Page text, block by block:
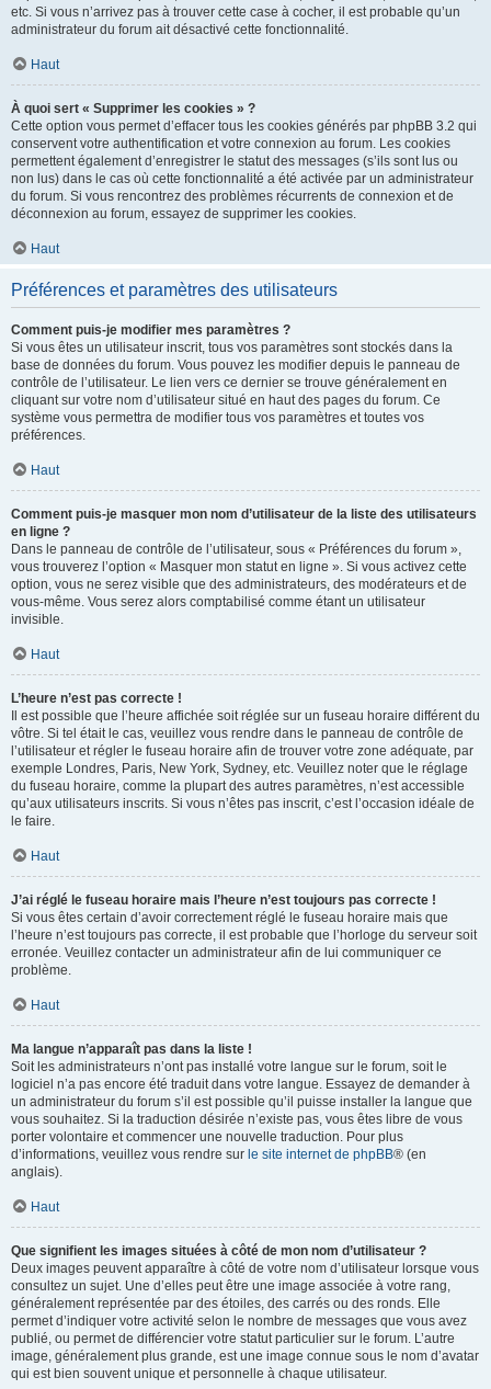
etc. Si vous n’arrivez pas à trouver cette case à cocher, il est probable qu’un
administrateur du forum ait désactivé cette fonctionnalité.
Haut
À quoi sert « Supprimer les cookies » ?
Cette option vous permet d’effacer tous les cookies générés par phpBB 3.2 qui
conservent votre authentification et votre connexion au forum. Les cookies
permettent également d’enregistrer le statut des messages (s’ils sont lus ou
non lus) dans le cas où cette fonctionnalité a été activée par un administrateur
du forum. Si vous rencontrez des problèmes récurrents de connexion et de
déconnexion au forum, essayez de supprimer les cookies.
Haut
Préférences et paramètres des utilisateurs
Comment puis-je modifier mes paramètres ?
Si vous êtes un utilisateur inscrit, tous vos paramètres sont stockés dans la
base de données du forum. Vous pouvez les modifier depuis le panneau de
contrôle de l’utilisateur. Le lien vers ce dernier se trouve généralement en
cliquant sur votre nom d’utilisateur situé en haut des pages du forum. Ce
système vous permettra de modifier tous vos paramètres et toutes vos
préférences.
Haut
Comment puis-je masquer mon nom d’utilisateur de la liste des utilisateurs
en ligne ?
Dans le panneau de contrôle de l’utilisateur, sous « Préférences du forum »,
vous trouverez l’option « Masquer mon statut en ligne ». Si vous activez cette
option, vous ne serez visible que des administrateurs, des modérateurs et de
vous-même. Vous serez alors comptabilisé comme étant un utilisateur
invisible.
Haut
L’heure n’est pas correcte !
Il est possible que l’heure affichée soit réglée sur un fuseau horaire différent du
vôtre. Si tel était le cas, veuillez vous rendre dans le panneau de contrôle de
l’utilisateur et régler le fuseau horaire afin de trouver votre zone adéquate, par
exemple Londres, Paris, New York, Sydney, etc. Veuillez noter que le réglage
du fuseau horaire, comme la plupart des autres paramètres, n’est accessible
qu’aux utilisateurs inscrits. Si vous n’êtes pas inscrit, c’est l’occasion idéale de
le faire.
Haut
J’ai réglé le fuseau horaire mais l’heure n’est toujours pas correcte !
Si vous êtes certain d’avoir correctement réglé le fuseau horaire mais que
l’heure n’est toujours pas correcte, il est probable que l’horloge du serveur soit
erronée. Veuillez contacter un administrateur afin de lui communiquer ce
problème.
Haut
Ma langue n’apparaît pas dans la liste !
Soit les administrateurs n’ont pas installé votre langue sur le forum, soit le
logiciel n’a pas encore été traduit dans votre langue. Essayez de demander à
un administrateur du forum s’il est possible qu’il puisse installer la langue que
vous souhaitez. Si la traduction désirée n’existe pas, vous êtes libre de vous
porter volontaire et commencer une nouvelle traduction. Pour plus
d’informations, veuillez vous rendre sur le site internet de phpBB® (en
anglais).
Haut
Que signifient les images situées à côté de mon nom d’utilisateur ?
Deux images peuvent apparaître à côté de votre nom d’utilisateur lorsque vous
consultez un sujet. Une d’elles peut être une image associée à votre rang,
généralement représentée par des étoiles, des carrés ou des ronds. Elle
permet d’indiquer votre activité selon le nombre de messages que vous avez
publié, ou permet de différencier votre statut particulier sur le forum. L’autre
image, généralement plus grande, est une image connue sous le nom d’avatar
qui est bien souvent unique et personnelle à chaque utilisateur.